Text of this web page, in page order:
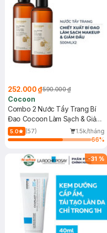
252.000 ₫590.000 ₫
Cocoon
Combo 2 Nước Tẩy Trang Bí
Đao Cocoon Làm Sạch & Giảm
Dầu 500ml
5.0 (57)
1.5k/tháng
66%
-31 %